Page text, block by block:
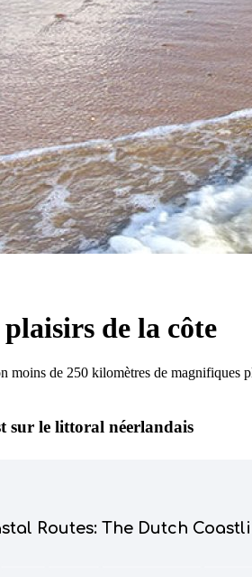
de la côte
de 250 kilomètres de magnifiques
sur le littoral néerlandais